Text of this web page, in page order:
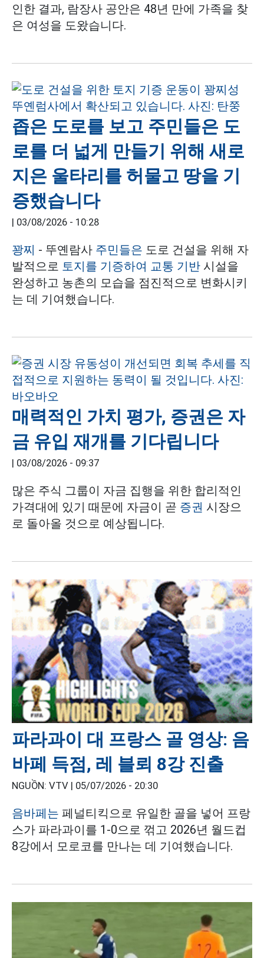
인한 결과, 람장사 공안은 48년 만에 가족을 찾
은 여성을 도왔습니다.
좁은 도로를 보고 주민들은 도
로를 더 넓게 만들기 위해 새로
지은 울타리를 허물고 땅을 기
증했습니다
| 03/08/2026 - 10:28
꽝찌 - 뚜옌람사 주민들은 도로 건설을 위해 자
발적으로 토지를 기증하여 교통 기반 시설을
완성하고 농촌의 모습을 점진적으로 변화시키
는 데 기여했습니다.
매력적인 가치 평가, 증권은 자
금 유입 재개를 기다립니다
| 03/08/2026 - 09:37
많은 주식 그룹이 자금 집행을 위한 합리적인
가격대에 있기 때문에 자금이 곧 증권 시장으
로 돌아올 것으로 예상됩니다.
파라과이 대 프랑스 골 영상: 음
바페 득점, 레 블뢰 8강 진출
NGUỒN: VTV | 05/07/2026 - 20:30
음바페는 페널티킥으로 유일한 골을 넣어 프랑
스가 파라과이를 1-0으로 꺾고 2026년 월드컵
8강에서 모로코를 만나는 데 기여했습니다.